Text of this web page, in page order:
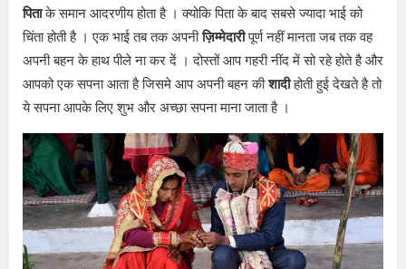
पिताके समान आदरणीय होता है । क्योकि पिता के बाद सबसे ज्यादा भाई को
चिंता होती है । एक भाई तब तक अपनीज़िम्मेदारीपूर्ण नहीं मानता जब तक वह
अपनी बहन के हाथ पीले ना कर दें । दोस्तों आप गहरी नींद में सो रहे होते है और
आपको एक सपना आता है जिसमे आप अपनी बहन कीशादीहोती हुई देखते है तो
ये सपना आपके लिए शुभ और अच्छा सपना माना जाता है ।